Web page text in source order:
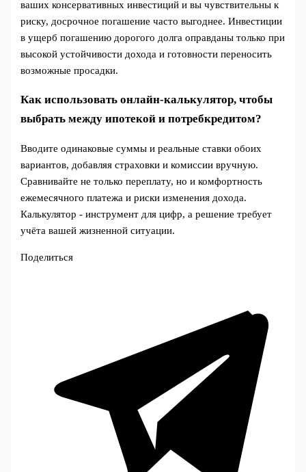
ваших консервативных инвестиций и вы чувствительны к
риску, досрочное погашение часто выгоднее. Инвестиции
в ущерб погашению дорогого долга оправданы только при
высокой устойчивости дохода и готовности переносить
возможные просадки.
Как использовать онлайн-калькулятор, чтобы
выбрать между ипотекой и потребкредитом?
Вводите одинаковые суммы и реальные ставки обоих
вариантов, добавляя страховки и комиссии вручную.
Сравнивайте не только переплату, но и комфортность
ежемесячного платежа и риски изменения дохода.
Калькулятор - инструмент для цифр, а решение требует
учёта вашей жизненной ситуации.
Поделиться